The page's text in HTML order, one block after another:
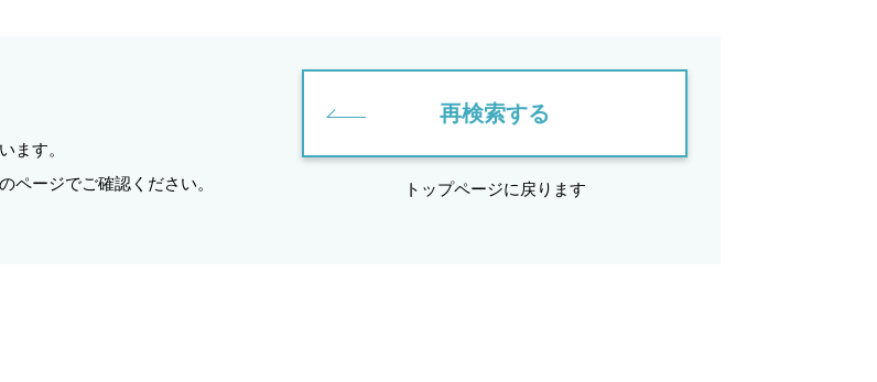
ます。
ージでご確認ください。
再検索する
トップページに戻ります